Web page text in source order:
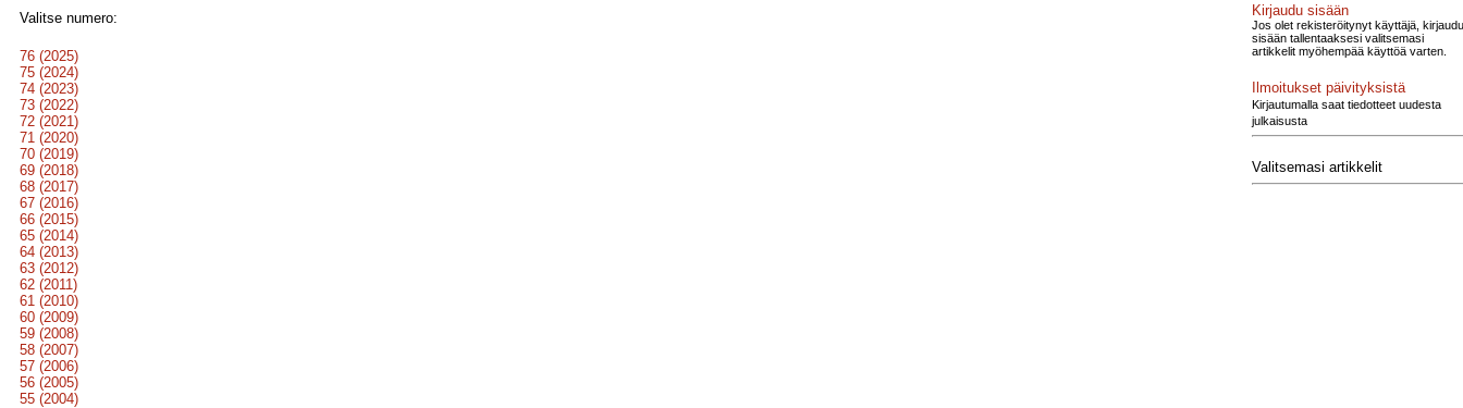
Valitse numero:
76 (2025)
75 (2024)
74 (2023)
73 (2022)
72 (2021)
71 (2020)
70 (2019)
69 (2018)
68 (2017)
67 (2016)
66 (2015)
65 (2014)
64 (2013)
63 (2012)
62 (2011)
61 (2010)
60 (2009)
59 (2008)
58 (2007)
57 (2006)
56 (2005)
55 (2004)
Kirjaudu sisään
Jos olet rekisteröitynyt käyttäjä, kirjaudu
sisään tallentaaksesi valitsemasi
artikkelit myöhempää käyttöä varten.
Ilmoitukset päivityksistä
Kirjautumalla saat tiedotteet uudesta
julkaisusta
Valitsemasi artikkelit